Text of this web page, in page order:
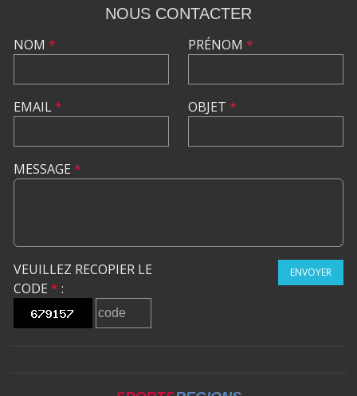
NOUS CONTACTER
NOM *
EMAIL*
PRÉNOM *
OBJET *
MESSAGE *
VEUILLEZ RECOPIER LE
CODE * :
ENVOYER